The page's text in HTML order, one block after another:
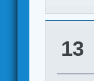
13